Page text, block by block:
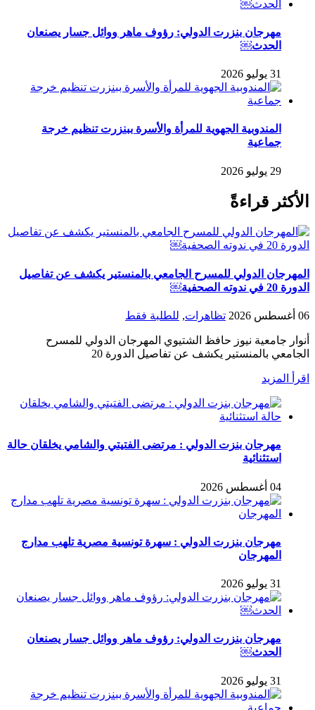
مهرجان بنزرت الدولي: رؤوف ماهر ووائل جسار يصنعان
الحدث￼
31 يوليو 2026
المندوبية الجهوية للمرأة والأسرة ببنزرت تنظيم خرجة
جماعية
29 يوليو 2026
الأكثر قراءةً
المهرجان الدولي للمسرح الجامعي بالمنستير يكشف عن تفاصيل
الدورة 20 في ندوته الصحفية￼
06 أغسطس 2026 تظاهرات, للطلبة فقط
أنوار جامعية نيوز حافظ الشتيوي المهرجان الدولي للمسرح
الجامعي بالمنستير يكشف عن تفاصيل الدورة 20
اقرأ المزيد
مهرجان بنزت الدولي : مرتضى الفتيتي والشامي يخلقان حالة
استثنائية
04 أغسطس 2026
مهرجان بنزرت الدولي : سهرة تونسية مصرية تلهب مدارج
المهرجان
31 يوليو 2026
مهرجان بنزرت الدولي: رؤوف ماهر ووائل جسار يصنعان
الحدث￼
31 يوليو 2026